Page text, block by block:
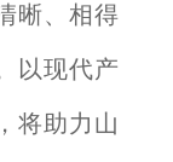
晰、相得
以现代产
将助力山